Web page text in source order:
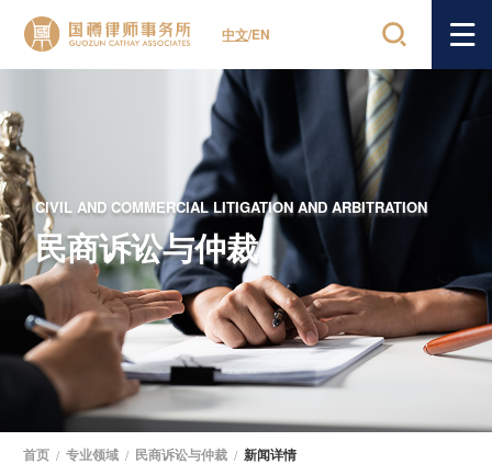
中文/EN
CIVIL AND COMMERCIAL LITIGATION AND ARBITRATION
民商诉讼与仲裁
首页 / 专业领域 / 民商诉讼与仲裁 / 新闻详情